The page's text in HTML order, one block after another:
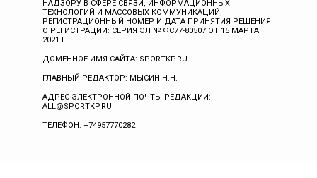
НАДЗОРУ В СФЕРЕ СВЯЗИ, ИНФОРМАЦИОННЫХ
ТЕХНОЛОГИЙ И МАССОВЫХ КОММУНИКАЦИЙ,
РЕГИСТРАЦИОННЫЙ НОМЕР И ДАТА ПРИНЯТИЯ РЕШЕНИЯ
О РЕГИСТРАЦИИ: СЕРИЯ ЭЛ № ФС77-80507 ОТ 15 МАРТА
2021 Г.
ДОМЕННОЕ ИМЯ САЙТА: SPORTKP.RU
ГЛАВНЫЙ РЕДАКТОР: МЫСИН Н.Н.
АДРЕС ЭЛЕКТРОННОЙ ПОЧТЫ РЕДАКЦИИ:
ALL@SPORTKP.RU
ТЕЛЕФОН: +74957770282